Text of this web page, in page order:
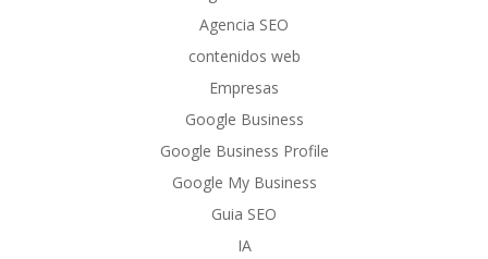
Agencia SEO
contenidos web
Empresas
Google Business
Google Business Profile
Google My Business
Guia SEO
IA